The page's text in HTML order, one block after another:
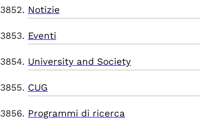
Notizie
Eventi
University and Society
CUG
Programmi di ricerca